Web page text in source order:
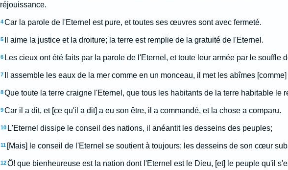
réjouissance.
4 Car la parole de l'Eternel est pure, et toutes ses œuvres sont avec fermeté.
5 Il aime la justice et la droiture; la terre est remplie de la gratuité de l'Eternel.
6 Les cieux ont été faits par la parole de l'Eternel, et toute leur armée par le souffle
7 Il assemble les eaux de la mer comme en un monceau, il met les abîmes
8 Que toute la terre craigne l'Eternel, que tous les habitants de la terre habitable le
9 Car il a dit, et [ce qu'il a dit] a eu son être, il a commandé, et la chose a comparu.
10 L'Eternel dissipe le conseil des nations, il anéantit les desseins des peuples;
11 [Mais] le conseil de l'Eternel se soutient à toujours; les desseins de son cœur
12 Ô! que bienheureuse est la nation dont l'Eternel est le Dieu, [et] le peuple qu'il